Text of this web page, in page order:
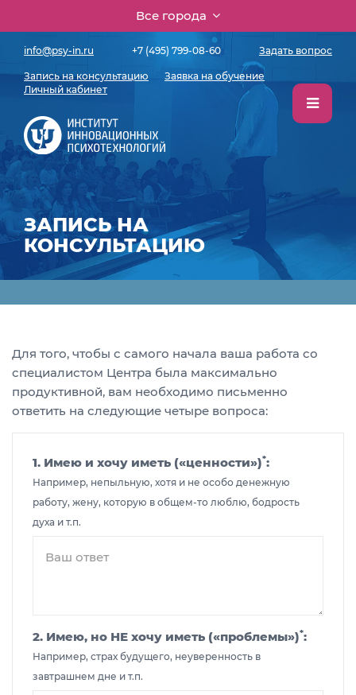
Все города
info@psy-in.ru +7 (495) 799-08-60 Задать вопрос
Запись на консультацию
Заявка на обучение
Личный кабинет
ЗАПИСЬ НА
КОНСУЛЬТАЦИЮ
Для того, чтобы с самого начала ваша работа со
специалистом Центра была максимально
продуктивной, вам необходимо письменно
ответить на следующие четыре вопроса:
1. Имею и хочу иметь («ценности»)*:
Например, непыльную, хотя и не особо денежную
работу, жену, которую в общем-то люблю, бодрость
духа и т.п.
2. Имею, но НЕ хочу иметь («проблемы»)*:
Например, страх будущего, неуверенность в
завтрашнем дне и т.п.